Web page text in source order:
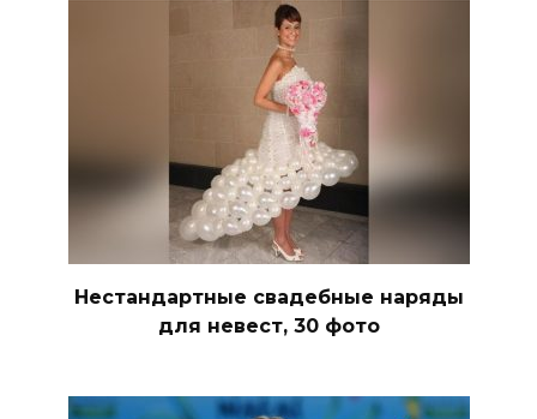
Нестандартные свадебные наряды
для невест, 30 фото